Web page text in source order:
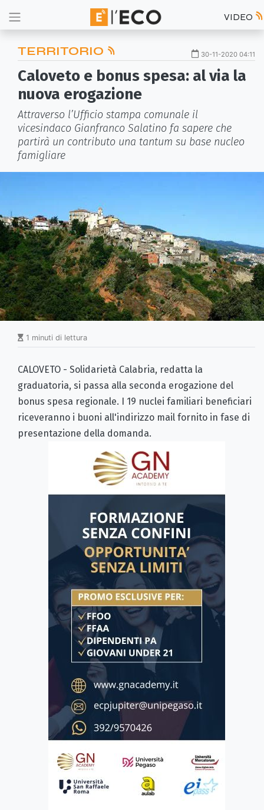
VIDEO
TERRITORIO 30-11-2020 04:11
Caloveto e bonus spesa: al via la
nuova erogazione
Attraverso l’Ufficio stampa comunale il
vicesindaco Gianfranco Salatino fa sapere che
partirà un contributo una tantum su base nucleo
famigliare
1 minuti di lettura
CALOVETO - Solidarietà Calabria, redatta la
graduatoria, si passa alla seconda erogazione del
bonus spesa regionale. I 19 nuclei familiari beneficiari
riceveranno i buoni all'indirizzo mail fornito in fase di
presentazione della domanda.